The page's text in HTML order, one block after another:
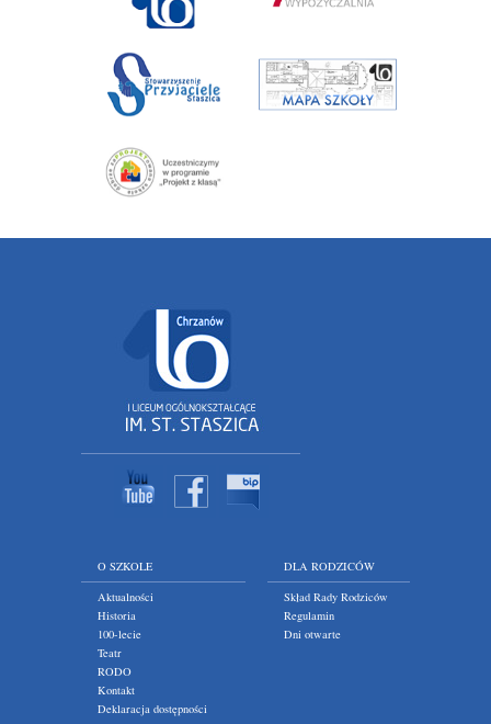
O SZKOLE
Aktualności
Historia
100-lecie
Teatr
RODO
Kontakt
Deklaracja dostępności
DLA RODZICÓW
Skład Rady Rodziców
Regulamin
Dni otwarte